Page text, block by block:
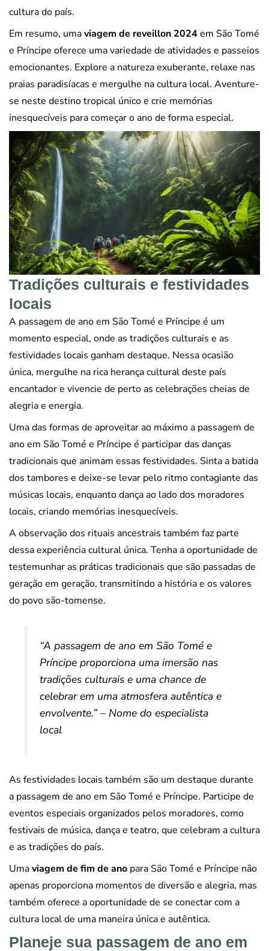
cultura do país.
Em resumo, umaviagem de reveillon 2024em São Tomé
e Príncipe oferece uma variedade de atividades e passeios
emocionantes. Explore a natureza exuberante, relaxe nas
praias paradisíacas e mergulhe na cultura local. Aventure-
se neste destino tropical único e crie memórias
inesquecíveis para começar o ano de forma especial.
Tradições culturais e festividades
locais
A passagem de ano em São Tomé e Príncipe é um
momento especial, onde as tradições culturais e as
festividades locais ganham destaque. Nessa ocasião
única, mergulhe na rica herança cultural deste país
encantador e vivencie de perto as celebrações cheias de
alegria e energia.
Uma das formas de aproveitar ao máximo a passagem de
ano em São Tomé e Príncipe é participar das danças
tradicionais que animam essas festividades. Sinta a batida
dos tambores e deixe-se levar pelo ritmo contagiante das
músicas locais, enquanto dança ao lado dos moradores
locais, criando memórias inesquecíveis.
A observação dos rituais ancestrais também faz parte
dessa experiência cultural única. Tenha a oportunidade de
testemunhar as práticas tradicionais que são passadas de
geração em geração, transmitindo a história e os valores
do povo são-tomense.
“A passagem de ano em São Tomé e
Príncipe proporciona uma imersão nas
tradições culturais e uma chance de
celebrar em uma atmosfera autêntica e
envolvente.” – Nome do especialista
local
As festividades locais também são um destaque durante
a passagem de ano em São Tomé e Príncipe. Participe de
eventos especiais organizados pelos moradores, como
festivais de música, dança e teatro, que celebram a cultura
e as tradições do país.
Umaviagem de fim de ano para São Tomé e Príncipe não
apenas proporciona momentos de diversão e alegria, mas
também oferece a oportunidade de se conectar com a
cultura local de uma maneira única e autêntica.
Planeje sua passagem de ano em